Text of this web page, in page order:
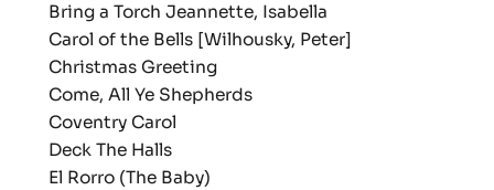
Bring a Torch Jeannette, Isabella
Carol of the Bells [Wilhousky, Peter]
Christmas Greeting
Come, All Ye Shepherds
Coventry Carol
Deck The Halls
El Rorro (The Baby)